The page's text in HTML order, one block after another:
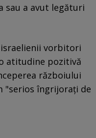
sau a avut legături
vorbitori
atitudine pozitivă
războiului
"serios îngrijorați de